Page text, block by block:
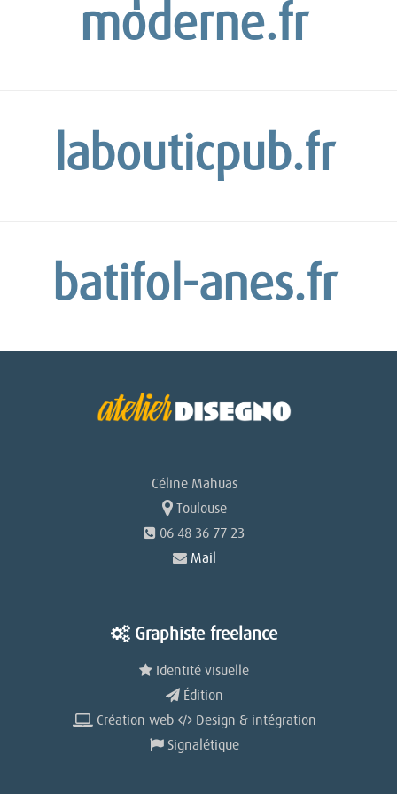
moderne.fr
labouticpub.fr
batifol-anes.fr
Céline Mahuas
Toulouse
06 48 36 77 23
Mail
Graphiste freelance
Identité visuelle
Édition
Création web
Design & intégration
Signalétique